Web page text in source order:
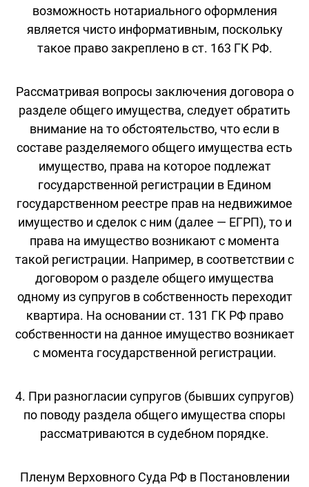
возможность нотариального оформления
является чисто информативным, поскольку
такое право закреплено в ст. 163 ГК РФ.
Рассматривая вопросы заключения договора о
разделе общего имущества, следует обратить
внимание на то обстоятельство, что если в
составе разделяемого общего имущества есть
имущество, права на которое подлежат
государственной регистрации в Едином
государственном реестре прав на недвижимое
имущество и сделок с ним (далее — ЕГРП), то и
права на имущество возникают с момента
такой регистрации. Например, в соответствии с
договором о разделе общего имущества
одному из супругов в собственность переходит
квартира. На основании ст. 131 ГК РФ право
собственности на данное имущество возникает
с момента государственной регистрации.
4. При разногласии супругов (бывших супругов)
по поводу раздела общего имущества споры
рассматриваются в судебном порядке.
Пленум Верховного Суда РФ в Постановлении